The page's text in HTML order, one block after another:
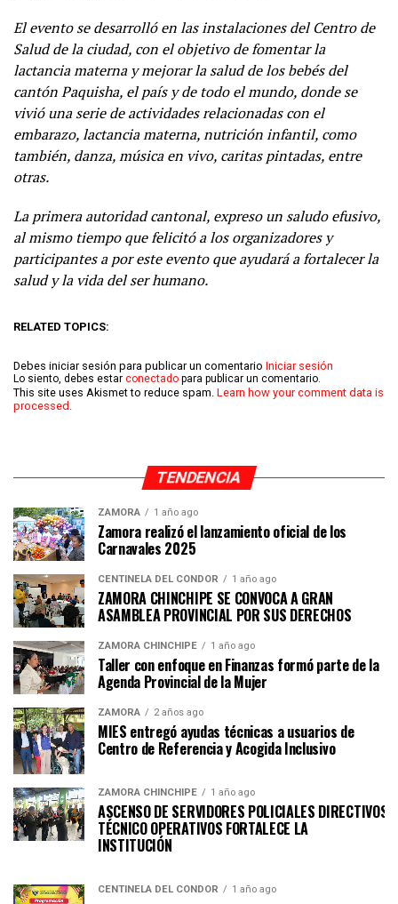
El evento se desarrolló en las instalaciones del Centro de
Salud de la ciudad, con el objetivo de fomentar la
lactancia materna y mejorar la salud de los bebés del
cantón Paquisha, el país y de todo el mundo, donde se
vivió una serie de actividades relacionadas con el
embarazo, lactancia materna, nutrición infantil, como
también, danza, música en vivo, caritas pintadas, entre
otras.
La primera autoridad cantonal, expreso un saludo efusivo,
al mismo tiempo que felicitó a los organizadores y
participantes a por este evento que ayudará a fortalecer la
salud y la vida del ser humano.
RELATED TOPICS:
Debes iniciar sesión para publicar un comentario Iniciar sesión
Lo siento, debes estar conectado para publicar un comentario.
This site uses Akismet to reduce spam. Learn how your comment data is
processed.
TENDENCIA
ZAMORA 1 año ago
Zamora realizó el lanzamiento oficial de los
Carnavales 2025
CENTINELA DEL CÓNDOR 1 año ago
ZAMORA CHINCHIPE SE CONVOCA A GRAN
ASAMBLEA PROVINCIAL POR SUS DERECHOS
ZAMORA CHINCHIPE 1 año ago
Taller con enfoque en Finanzas formó parte de la
Agenda Provincial de la Mujer
ZAMORA 2 años ago
MIES entregó ayudas técnicas a usuarios de
Centro de Referencia y Acogida Inclusivo
ZAMORA CHINCHIPE 1 año ago
ASCENSO DE SERVIDORES POLICIALES DIRECTIVOS Y
TÉCNICO OPERATIVOS FORTALECE LA
CENTINELA DEL CÓNDOR 1 año ago